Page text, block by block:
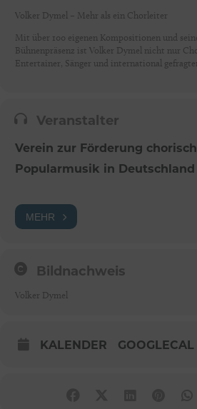
Volker Dymel – Mehr als ein Chorleiter
Mit über 100 eigenen Kompositionen und
Bühnenpräsenz ist Volker Dymel nicht nur
Entertainer, Sänger und international
Veranstalter
Verein zur Förderung
Popularmusik in Deutschland
MEHR
Bildnachweis
Volker Dymel
KALENDER GOOGLECAL